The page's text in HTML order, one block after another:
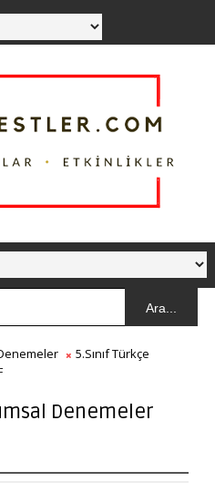
Ara...
5.Sınıf Türkçe
Denemeler